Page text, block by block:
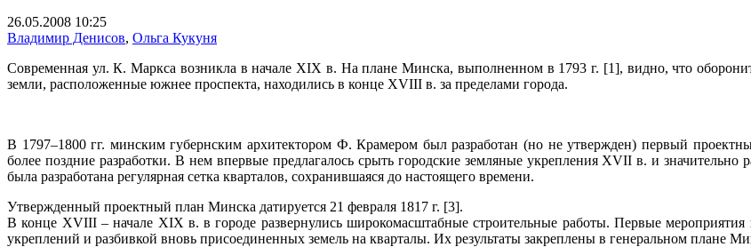
26.05.2008 10:25
Владимир Денисов, Ольга Кукуня
Современная ул. К. Маркса возникла в начале XIX в. На плане Минска, выполненном в 1793 г. [1], видно, что
земли, расположенные южнее проспекта, находились в конце XVIII в. за пределами города.
В 1797–1800 гг. минским губернским архитектором Ф. Крамером был разработан (но не утвержден) первый
более поздние разработки. В нем впервые предлагалось срыть городские земляные укрепления XVII в. и
была разработана регулярная сетка кварталов, сохранившаяся до настоящего времени.
Утвержденный проектный план Минска датируется 21 февраля 1817 г. [3].
В конце XVIII – начале XIX в. в городе развернулись широкомасштабные строительные работы. Первые
укреплений и разбивкой вновь присоединенных земель на кварталы. Их результаты закреплены в генеральном плане